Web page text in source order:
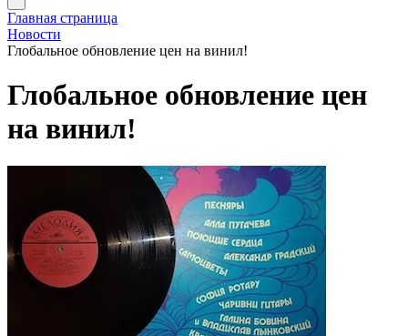
Главная страница
Новости
Глобальное обновление цен на винил!
Глобальное обновление цен
на винил!